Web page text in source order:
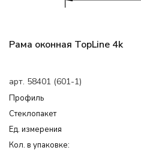
Рама оконная TopLine 4k
арт. 58401 (601-1)
Профиль
Cтеклопакет
Ед. измерения
Кол. в упаковке: